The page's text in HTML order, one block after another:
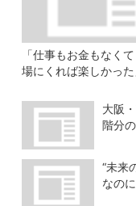
「仕事もお金もなく
場にくれば楽しかっ
阪“マンゲキ卒業”芸人
る、漫才を磨き続け
大阪
階分
“未来
なの